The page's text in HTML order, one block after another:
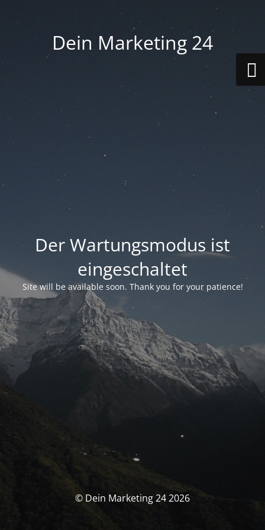
Dein Marketing 24
Der Wartungsmodus ist
eingeschaltet
Site will be available soon. Thank you for your patience!
© Dein Marketing 24 2026